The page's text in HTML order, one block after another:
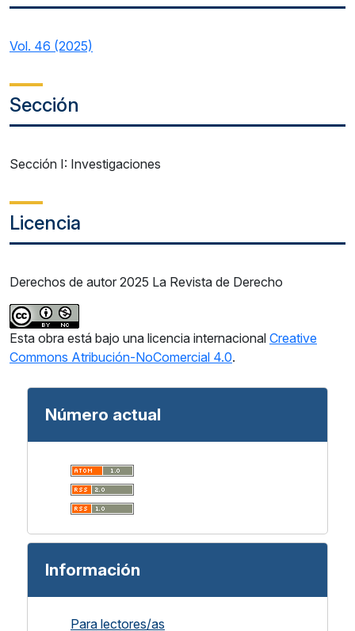
Vol. 46 (2025)
Sección
Sección I: Investigaciones
Licencia
Derechos de autor 2025 La Revista de Derecho
Esta obra está bajo una licencia internacional Creative
Commons Atribución-NoComercial 4.0.
Número actual
Información
Para lectores/as